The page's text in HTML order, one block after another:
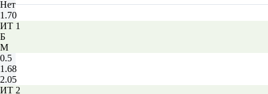
Нет
1.70
ИТ 1
Б
М
0.5
1.68
2.05
ИТ 2